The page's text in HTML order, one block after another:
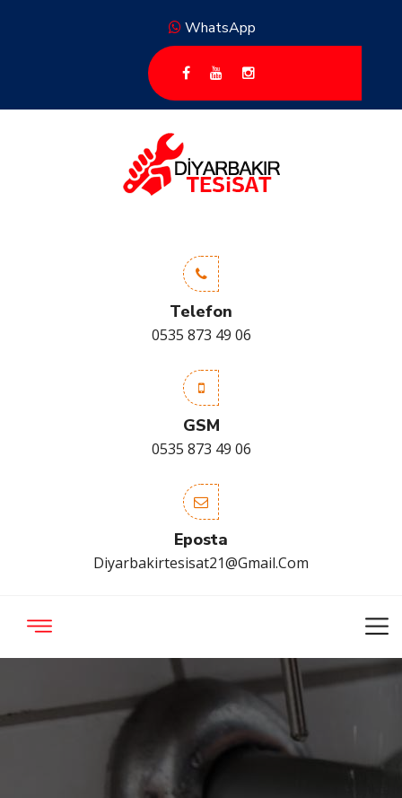
WhatsApp
Telefon
0535 873 49 06
GSM
0535 873 49 06
Eposta
Diyarbakirtesisat21@gmail.com